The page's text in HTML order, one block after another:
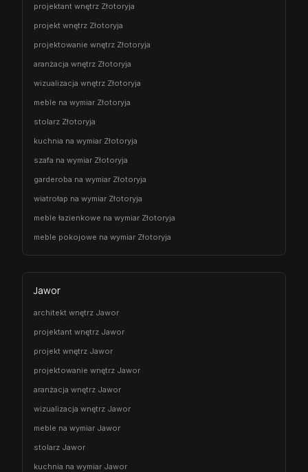
projektant wnętrz Złotoryja
projekt wnętrz Złotoryja
projektowanie wnętrz Złotoryja
aranżacja wnętrz Złotoryja
wizualizacja wnętrz Złotoryja
meble na wymiar Złotoryja
stolarz Złotoryja
kuchnia na wymiar Złotoryja
szafa na wymiar Złotoryja
garderoba na wymiar Złotoryja
wiatrołap na wymiar Złotoryja
meble łazienkowe na wymiar Złotoryja
meble pokojowe na wymiar Złotoryja
Jawor
architekt wnętrz Jawor
projektant wnętrz Jawor
projekt wnętrz Jawor
projektowanie wnętrz Jawor
aranżacja wnętrz Jawor
wizualizacja wnętrz Jawor
meble na wymiar Jawor
stolarz Jawor
kuchnia na wymiar Jawor